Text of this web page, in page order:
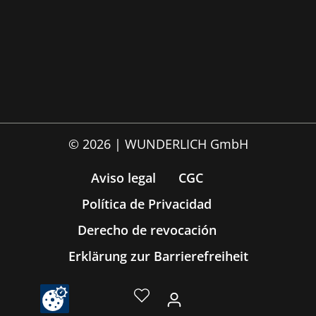
© 2026 | WUNDERLICH GmbH
Aviso legal
CGC
Política de Privacidad
Derecho de revocación
Erklärung zur Barrierefreiheit